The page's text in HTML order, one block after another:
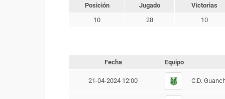
Posición Jugado
Victorias
10
28 10
Fecha Equipo
21-04-2024 12:00 C.D.